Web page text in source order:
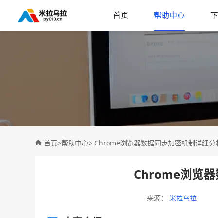
首页 帮助中心
首页>帮助中心> Chrome浏览器数据同步加密机制详细分
Chrome浏览器
来源： 米拉乌拉